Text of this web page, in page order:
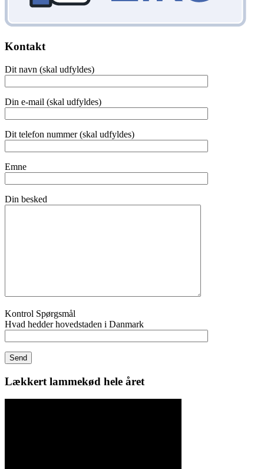
Kontakt
Dit navn (skal udfyldes)
Din e-mail (skal udfyldes)
Dit telefon nummer (skal udfyldes)
Emne
Din besked
Kontrol Spørgsmål
Hvad hedder hovedstaden i Danmark
Lækkert lammekød hele året